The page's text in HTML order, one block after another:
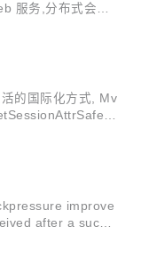
服务,分布式会话,
深度使用, 码云
时秒回的问答社
更新了几个核
10-31 曲目: 那
的国际化方式, Mv
在
improve
on certifica